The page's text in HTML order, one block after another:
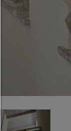
Para
Solo se
cookies